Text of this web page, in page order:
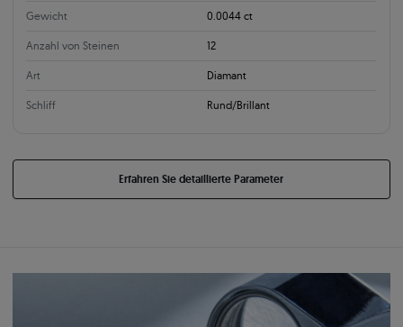
Gewicht 0.0044 ct
Anzahl von Steinen 12
Art Diamant
Schliff Rund/Brillant
Erfahren Sie detaillierte Parameter